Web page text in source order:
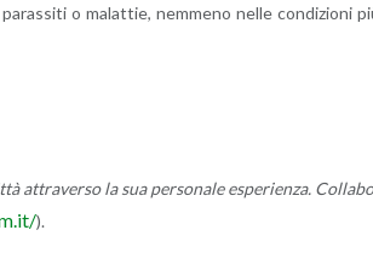
o ma­lat­tie, nem­me­no nelle con­di­zio­ni
at­tra­ver­so la sua per­so­na­le espe­rien­za.
).